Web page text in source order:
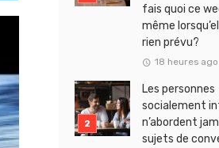
fais quoi ce
même
rien prévu?
18 heures ago
Les personnes
socialement
n’abordent
sujets de